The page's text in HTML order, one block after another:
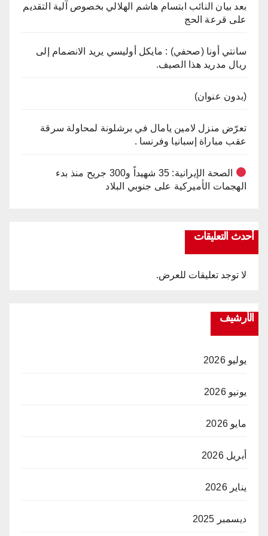
بعد بيان النائب ابتسام هاشم الهلالي بخصوص آلية التقديم
على قرعة الحج
سانتي أونا (صحفي) : مايكل أوليسي يريد الانضمام إلى
ريال مدريد هذا الصيف.
(بدون عنوان)
تعرّض منزل لامين يامال في برشلونة لمحاولة سرقة
عقب مباراة إسبانيا وفرنسا .
الصحة الإيرانية: 35 شهيداً و300 جريح منذ بدء
الهجمات الأميركية على جنوبي البلاد
أحدث التعليقات
لا توجد تعليقات للعرض.
الأرشيف
يوليو 2026
يونيو 2026
مايو 2026
أبريل 2026
يناير 2026
ديسمبر 2025